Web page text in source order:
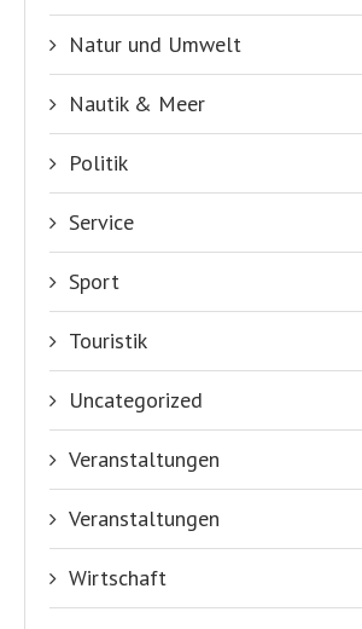
Natur und Umwelt
Nautik & Meer
Politik
Service
Sport
Touristik
Uncategorized
Veranstaltungen
Veranstaltungen
Wirtschaft